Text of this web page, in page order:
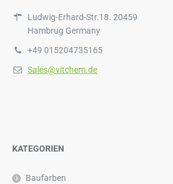
Ludwig-Erhard-Str.18. 20459
Hambrug Germany
+49 015204735165
Sales@vitchem.de
KATEGORIEN
Baufarben